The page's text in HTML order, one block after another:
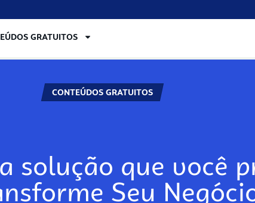
GRATUITOS
CONTEÚDOS GRATUITOS
solução que você
Seu